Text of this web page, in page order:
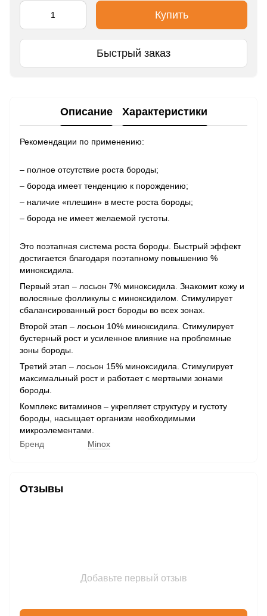
Купить
Быстрый заказ
Описание Характеристики
Рекомендации по применению:
– полное отсутствие роста бороды;
– борода имеет тенденцию к порождению;
– наличие «плешин» в месте роста бороды;
– борода не имеет желаемой густоты.
Это поэтапная система роста бороды. Быстрый эффект
достигается благодаря поэтапному повышению %
миноксидила.
Первый этап – лосьон 7% миноксидила. Знакомит кожу и
волосяные фолликулы с миноксидилом. Стимулирует
сбалансированный рост бороды во всех зонах.
Второй этап – лосьон 10% миноксидила. Стимулирует
бустерный рост и усиленное влияние на проблемные
зоны бороды.
Третий этап – лосьон 15% миноксидила. Стимулирует
максимальный рост и работает с мертвыми зонами
бороды.
Комплекс витаминов – укрепляет структуру и густоту
бороды, насыщает организм необходимыми
микроэлементами.
Бренд
Minox
Отзывы
Добавьте первый отзыв